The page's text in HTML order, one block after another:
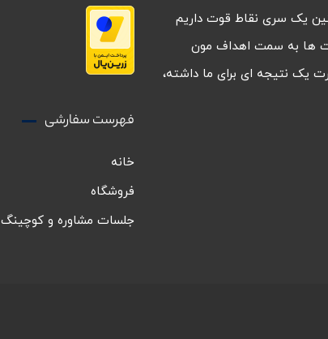
یک سری نقاط قوت داریم
ها به سمت اهداف مون
یک نتیجه ای برای ما داشته،
فهرست سفارشی
خانه
فروشگاه
جلسات مشاوره و کوچینگ